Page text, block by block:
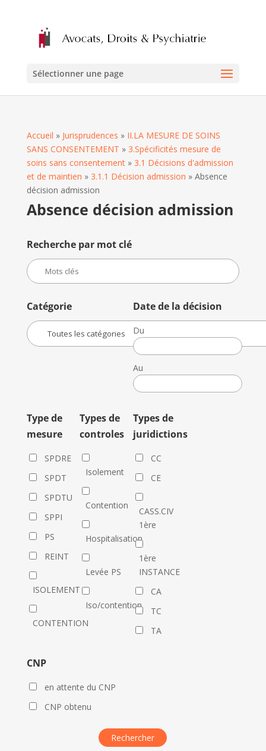
Sélectionner une page
Accueil » Jurisprudences » II.LA MESURE DE SOINS
SANS CONSENTEMENT » 3.Spécificités mesure de
soins sans consentement» 3.1 Décisions d'admission
et de maintien » 3.1.1 Décision admission » Absence
décision admission
Absence décision admission
Recherche par mot clé
Catégorie Date de la décision
Du
Date
de
la
décision
Au
Date
de
décision
Type de
mesure
SPDRE
SPDT
SPDTU
SPPI
PS
REINT
ISOLEMENT
CONTENTION
Types de
controles
Isolement
Contention
Hospitalisation
Levée PS
Iso/contention
Types de
juridictions
CC
CE
CASS.CIV
1ère
1ère
INSTANCE
CA
TC
TA
CNP
en attente du CNP
CNP obtenu